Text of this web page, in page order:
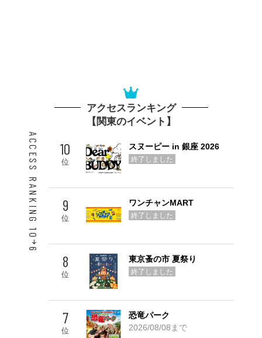
アクセスランキング
【関東のイベント】
ACCESS RANKING 10
6
10
位
スヌーピー in 銀座 2026
終了しました
9
位
ワンチャンMART
終了しました
8
位
東京蚤の市 夏祭り
終了しました
7
位
恐竜パーク
2026/08/08まで